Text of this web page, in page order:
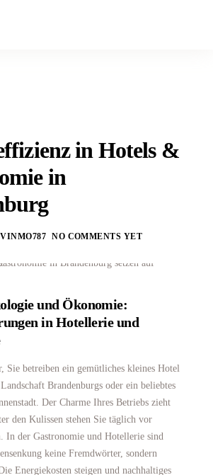
in Hotels &
in
NO COMMENTS YET
und Ökonomie:
in Hotellerie und
Sie betreiben ein gemütliches kleines Hotel
Brandenburgs oder ein beliebtes
Der Charme Ihres Betriebs zieht
den Kulissen stehen Sie täglich vor
In der Gastronomie und Hotellerie sind
keine Fremdwörter, sondern
Energiekosten steigen und nachhaltiges